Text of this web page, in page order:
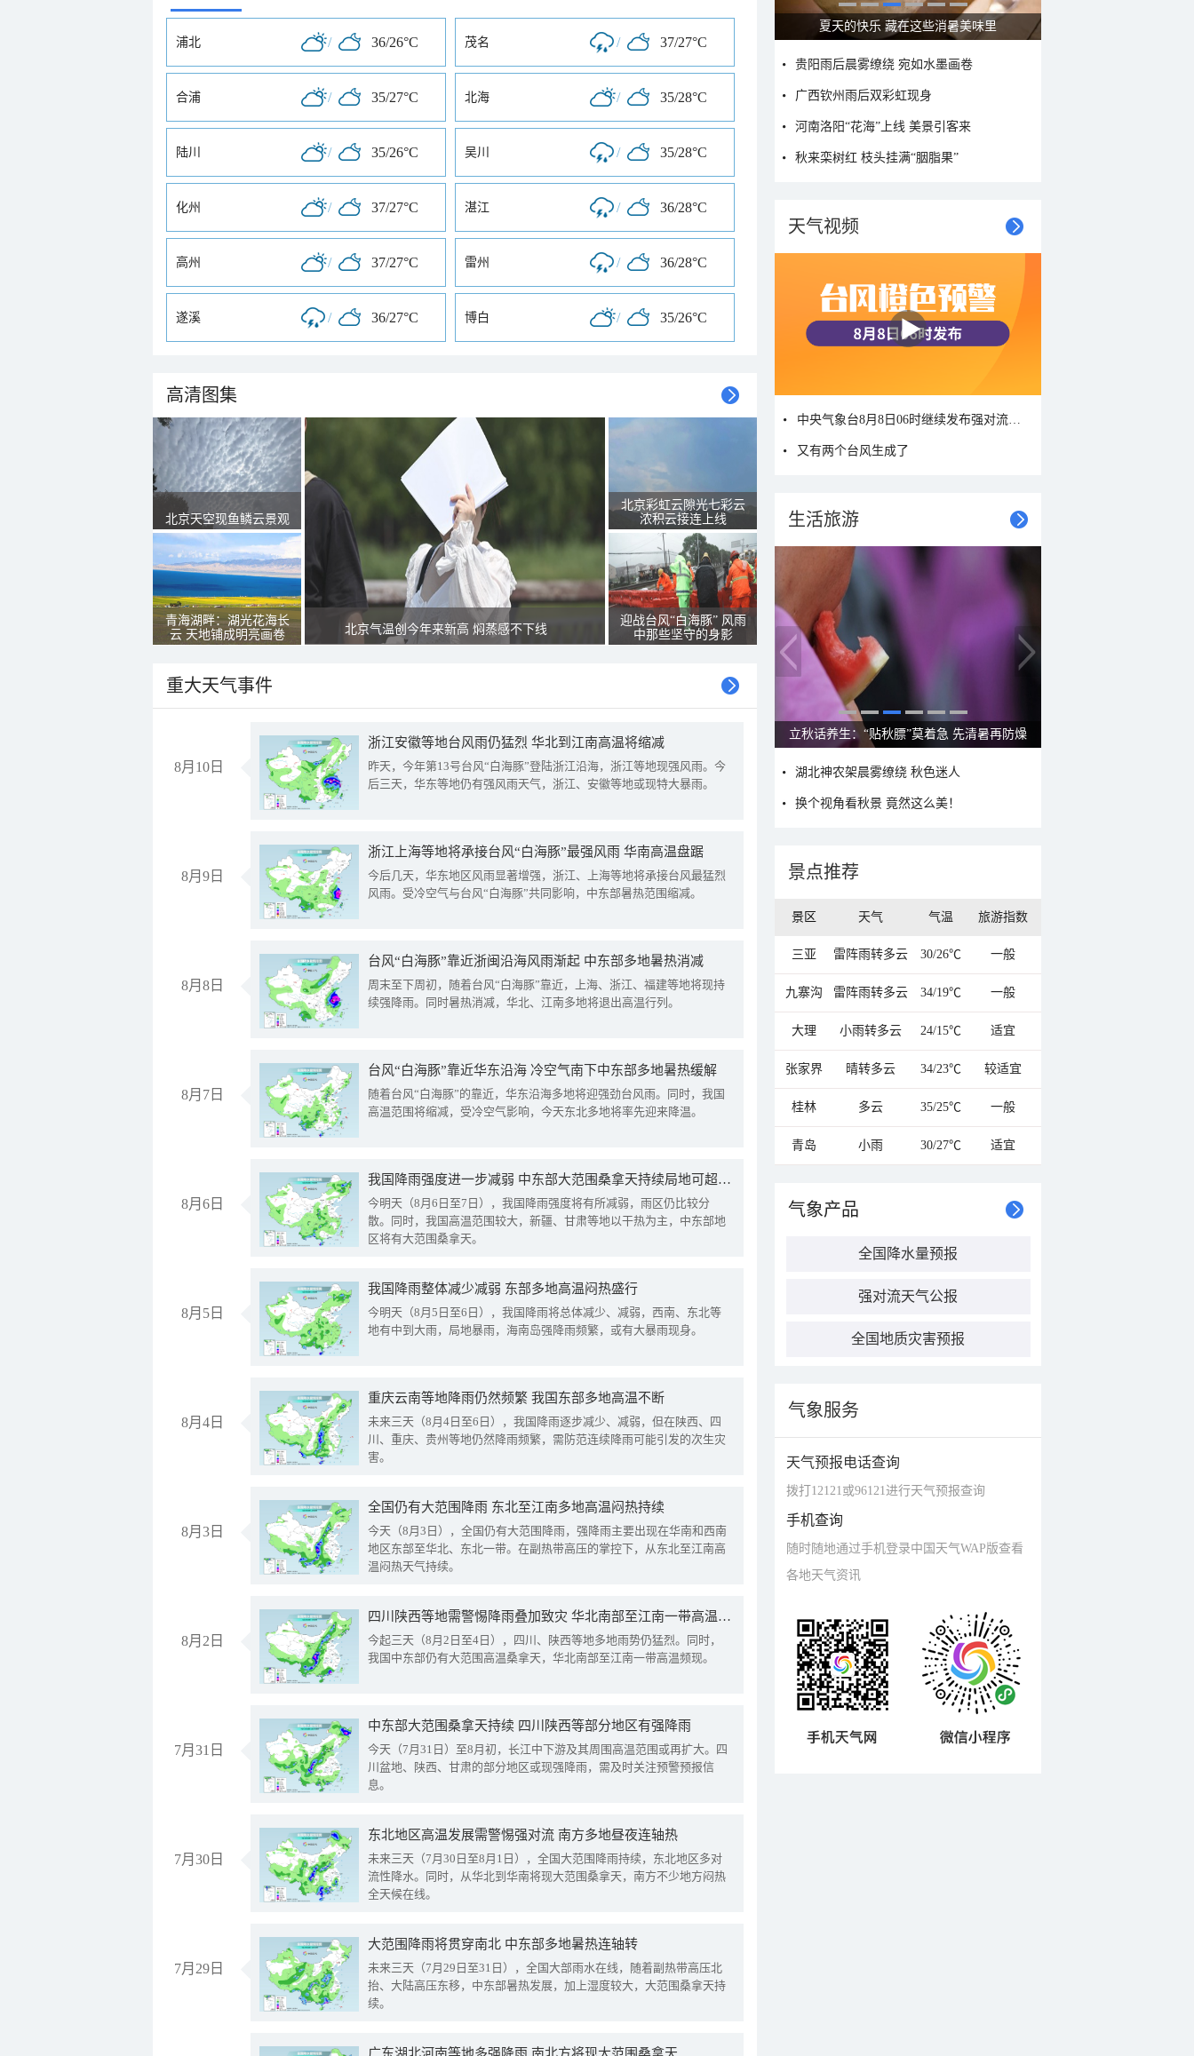
浦北 / 36/26°C 茂名 / 37/27°C
合浦 / 35/27°C 北海 / 35/28°C
陆川 / 35/26°C 吴川 / 35/28°C
化州 / 37/27°C 湛江 / 36/28°C
高州 / 37/27°C 雷州 / 36/28°C
遂溪 / 36/27°C 博白 / 35/26°C
高清图集
北京天空现鱼鳞云景观
青海湖畔：湖光花海长
云 天地铺成明亮画卷
北京气温创今年来新高 焖蒸感不下线
北京彩虹云隙光七彩云
浓积云接连上线
迎战台风“白海豚” 风雨
中那些坚守的身影
重大天气事件
8月10日
浙江安徽等地台风雨仍猛烈 华北到江南高温将缩减
昨天，今年第13号台风“白海豚”登陆浙江沿海，浙江等地现强风雨。今
后三天，华东等地仍有强风雨天气，浙江、安徽等地或现特大暴雨。
8月9日
浙江上海等地将承接台风“白海豚”最强风雨 华南高温盘踞
今后几天，华东地区风雨显著增强，浙江、上海等地将承接台风最猛烈
风雨。受冷空气与台风“白海豚”共同影响，中东部暑热范围缩减。
8月8日
台风“白海豚”靠近浙闽沿海风雨渐起 中东部多地暑热消减
周末至下周初，随着台风“白海豚”靠近，上海、浙江、福建等地将现持
续强降雨。同时暑热消减，华北、江南多地将退出高温行列。
8月7日
台风“白海豚”靠近华东沿海 冷空气南下中东部多地暑热缓解
随着台风“白海豚”的靠近，华东沿海多地将迎强劲台风雨。同时，我国
高温范围将缩减，受冷空气影响，今天东北多地将率先迎来降温。
8月6日
我国降雨强度进一步减弱 中东部大范围桑拿天持续局地可超38℃
今明天（8月6日至7日），我国降雨强度将有所减弱，雨区仍比较分
散。同时，我国高温范围较大，新疆、甘肃等地以干热为主，中东部地
区将有大范围桑拿天。
8月5日
我国降雨整体减少减弱 东部多地高温闷热盛行
今明天（8月5日至6日），我国降雨将总体减少、减弱，西南、东北等
地有中到大雨，局地暴雨，海南岛强降雨频繁，或有大暴雨现身。
8月4日
重庆云南等地降雨仍然频繁 我国东部多地高温不断
未来三天（8月4日至6日），我国降雨逐步减少、减弱，但在陕西、四
川、重庆、贵州等地仍然降雨频繁，需防范连续降雨可能引发的次生灾
害。
8月3日
全国仍有大范围降雨 东北至江南多地高温闷热持续
今天（8月3日），全国仍有大范围降雨，强降雨主要出现在华南和西南
地区东部至华北、东北一带。在副热带高压的掌控下，从东北至江南高
温闷热天气持续。
8月2日
四川陕西等地需警惕降雨叠加致灾 华北南部至江南一带高温频现
今起三天（8月2日至4日），四川、陕西等地多地雨势仍猛烈。同时，
我国中东部仍有大范围高温桑拿天，华北南部至江南一带高温频现。
7月31日
中东部大范围桑拿天持续 四川陕西等部分地区有强降雨
今天（7月31日）至8月初，长江中下游及其周围高温范围或再扩大。四
川盆地、陕西、甘肃的部分地区或现强降雨，需及时关注预警预报信
息。
7月30日
东北地区高温发展需警惕强对流 南方多地昼夜连轴热
未来三天（7月30日至8月1日），全国大范围降雨持续，东北地区多对
流性降水。同时，从华北到华南将现大范围桑拿天，南方不少地方闷热
全天候在线。
7月29日
大范围降雨将贯穿南北 中东部多地暑热连轴转
未来三天（7月29日至31日），全国大部雨水在线，随着副热带高压北
抬、大陆高压东移，中东部暑热发展，加上湿度较大，大范围桑拿天持
续。
广西南宁：盛夏里的“绿野仙踪”
贵阳雨后晨雾缭绕 宛如水墨画卷
广西钦州雨后双彩虹现身
河南洛阳“花海”上线 美景引客来
秋来栾树红 枝头挂满“胭脂果”
天气视频
又有两个台风生成了
生活旅游
雨后峨眉沟壑尽显 金顶显真容
湖北神农架晨雾缭绕 秋色迷人
换个视角看秋景 竟然这么美！
景点推荐
景区 天气 气温 旅游指数
三亚 雷阵雨转多云 30/26℃ 一般
九寨沟 雷阵雨转多云 34/19℃ 一般
大理 小雨转多云 24/15℃ 适宜
张家界 晴转多云 34/23℃ 较适宜
桂林 多云 35/25℃ 一般
青岛 小雨 30/27℃ 适宜
气象产品
全国降水量预报
强对流天气公报
全国地质灾害预报
气象服务
天气预报电话查询
拨打12121或96121进行天气预报查询
手机查询
随时随地通过手机登录中国天气WAP版查看
各地天气资讯